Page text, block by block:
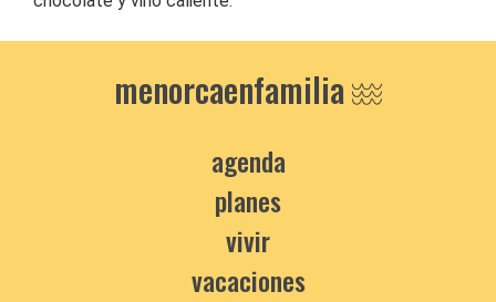
menorcaenfamilia
agenda
planes
vivir
vacaciones